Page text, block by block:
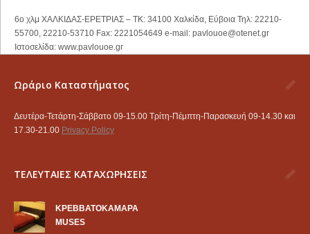
6ο χλμ ΧΑΛΚΙΔΑΣ-ΕΡΕΤΡΙΑΣ – ΤΚ: 34100 Χαλκίδα, Εύβοια Τηλ: 22210-
55700, 22210-53710 Fax: 2221054649 e-mail: pavlouoe@otenet.gr
Ιστοσελίδα: www.pavlouoe.gr
Ωράριο Καταστήματος
Δευτέρα-Τετάρτη-Σάββατο 09-15.00 Τρίτη-Πέμπτη-Παρασκευή 09-14.30 και
17.30-21.00 Privacy Policy
ΤΕΛΕΥΤΑΙΕΣ ΚΑΤΑΧΩΡΗΣΕΙΣ
KΡΕΒΒΑΤΟΚΑΜΑΡΑ
MUSES